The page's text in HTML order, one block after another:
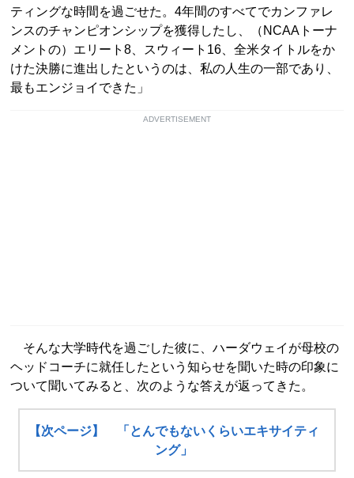
ティングな時間を過ごせた。4年間のすべてでカンファレ
ンスのチャンピオンシップを獲得したし、（NCAAトーナ
メントの）エリート8、スウィート16、全米タイトルをか
けた決勝に進出したというのは、私の人生の一部であり、
最もエンジョイできた」
ADVERTISEMENT
そんな大学時代を過ごした彼に、ハーダウェイが母校の
ヘッドコーチに就任したという知らせを聞いた時の印象に
ついて聞いてみると、次のような答えが返ってきた。
【次ページ】 「とんでもないくらいエキサイティ
ング」